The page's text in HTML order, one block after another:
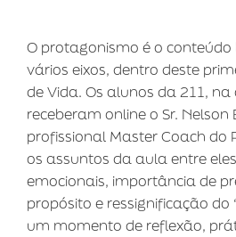
O protagonismo é o
vários eixos, dentro deste
de Vida. Os alunos da 211, na
receberam online o Sr.
profissional Master Coach do
os assuntos da aula entre
emocionais, importância de
propósito e ressignificação do
um momento de reflexão,